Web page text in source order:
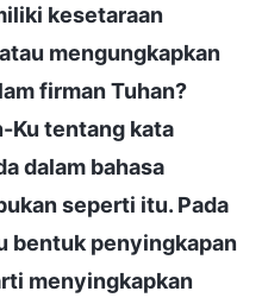
kesetaraan
mengungkapkan
firman Tuhan?
Ku tentang kata
dalam bahasa
seperti itu. Pada
bentuk penyingkapan
menyingkapkan